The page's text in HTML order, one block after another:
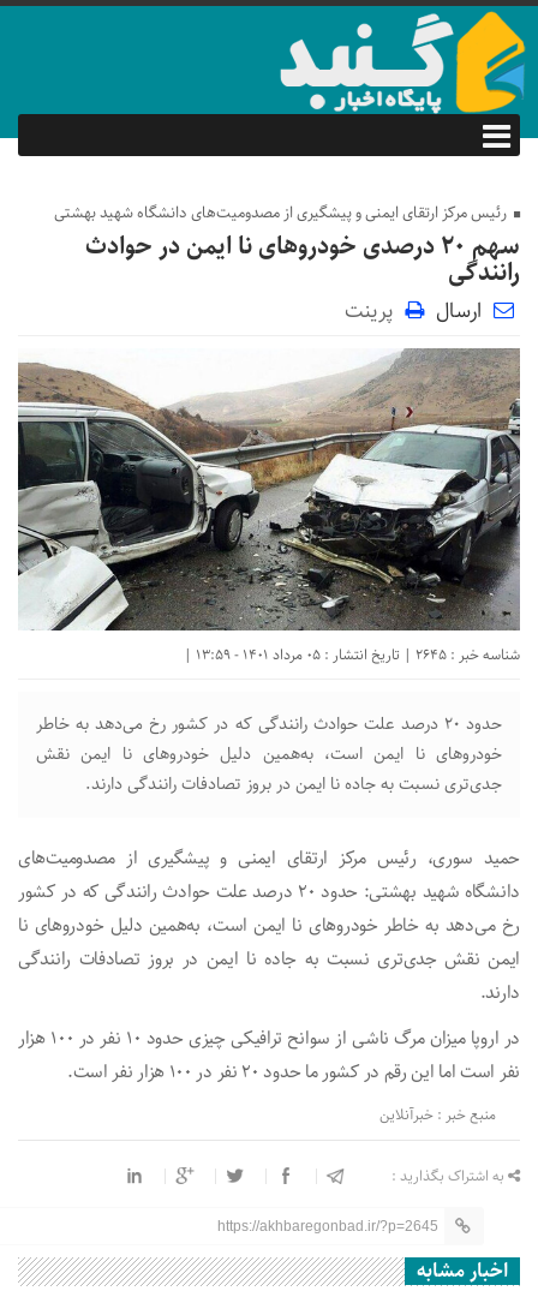
رئیس مرکز ارتقای ایمنی و پیشگیری از مصدومیت‌های دانشگاه شهید بهشتی
سهم ۲۰ درصدی خودروهای نا ایمن در حوادث
رانندگی
ارسال پرینت
شناسه خبر : 2645 | تاریخ انتشار : 05 مرداد 1401 - 13:59 |
حدود ۲۰ درصد علت حوادث رانندگی که در کشور رخ می‌دهد به خاطر
خودروهای نا ایمن است، به‌همین دلیل خودروهای نا ایمن نقش
جدی‌تری نسبت به جاده نا ایمن در بروز تصادفات رانندگی دارند.
حمید سوری، رئیس مرکز ارتقای ایمنی و پیشگیری از مصدومیت‌های
دانشگاه شهید بهشتی: حدود ۲۰ درصد علت حوادث رانندگی که در کشور
رخ می‌دهد به خاطر خودروهای نا ایمن است، به‌همین دلیل خودروهای نا
ایمن نقش جدی‌تری نسبت به جاده نا ایمن در بروز تصادفات رانندگی
دارند.
در اروپا میزان مرگ ناشی از سوانح ترافیکی چیزی حدود ۱۰ نفر در ۱۰۰ هزار
نفر است اما این رقم در کشور ما حدود ۲۰ نفر در ۱۰۰ هزار نفر است.
منبع خبر : خبرآنلاین
به اشتراک بگذارید :
https://akhbaregonbad.ir/?p=2645
اخبار مشابه